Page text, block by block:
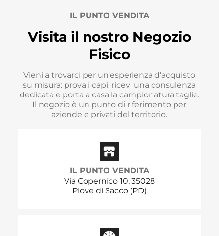
IL PUNTO VENDITA
Visita il nostro Negozio
Fisico
Vieni a trovarci per un'esperienza d'acquisto
su misura: prova i capi, ricevi una consulenza
dedicata e porta a casa la campionatura taglie.
Il negozio è un punto di riferimento per
aziende e privati del territorio.
IL PUNTO VENDITA
Via Copernico 10, 35028
Piove di Sacco (PD)